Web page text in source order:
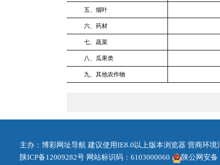
五、烟叶
六、药材
七、蔬菜
八、瓜果类
九、其他农作物
主办：博彩网址导航 建议使用IE8.0以上版本浏览器 营商环境
陕ICP备12009282号 网站标识码：6103000060
陕公网安备